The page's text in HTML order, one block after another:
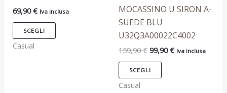
69,90€ Iva inclusa
SCEGLI
opzioni
essere
Casual
MOCASSINO U SIRON A-
SUEDE BLU
U32Q3A00022C4002
159,90€ 99,90€ Iva inclusa
SCEGLI
opzioni
possono
essere
scelte
pagina
Casual